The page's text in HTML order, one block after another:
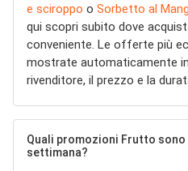
e sciroppo o Sorbetto al
qui scopri subito dove
conveniente. Le offerte più
mostrate automaticamente
rivenditore, il prezzo e la
Quali promozioni Frutto
settimana?